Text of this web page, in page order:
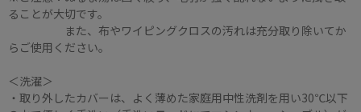
ることが大切です。
また、布やワイピングクロスの汚れは充分取り除いてか
らご使用ください。
＜洗濯＞
・取り外したカバーは、よく薄めた家庭用中性洗剤を用い30℃以下